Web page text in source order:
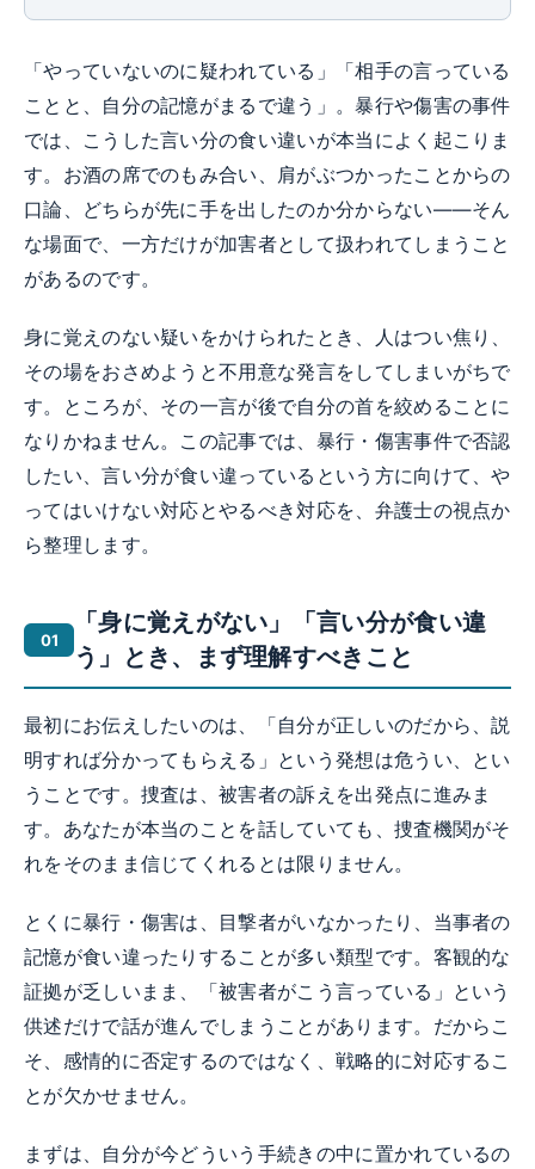
「やっていないのに疑われている」「相手の言っている
ことと、自分の記憶がまるで違う」。暴行や傷害の事件
では、こうした言い分の食い違いが本当によく起こりま
す。お酒の席でのもみ合い、肩がぶつかったことからの
口論、どちらが先に手を出したのか分からない——そん
な場面で、一方だけが加害者として扱われてしまうこと
があるのです。
身に覚えのない疑いをかけられたとき、人はつい焦り、
その場をおさめようと不用意な発言をしてしまいがちで
す。ところが、その一言が後で自分の首を絞めることに
なりかねません。この記事では、暴行・傷害事件で否認
したい、言い分が食い違っているという方に向けて、や
ってはいけない対応とやるべき対応を、弁護士の視点か
ら整理します。
「身に覚えがない」「言い分が食い違
う」とき、まず理解すべきこと
最初にお伝えしたいのは、「自分が正しいのだから、説
明すれば分かってもらえる」という発想は危うい、とい
うことです。捜査は、被害者の訴えを出発点に進みま
す。あなたが本当のことを話していても、捜査機関がそ
れをそのまま信じてくれるとは限りません。
とくに暴行・傷害は、目撃者がいなかったり、当事者の
記憶が食い違ったりすることが多い類型です。客観的な
証拠が乏しいまま、「被害者がこう言っている」という
供述だけで話が進んでしまうことがあります。だからこ
そ、感情的に否定するのではなく、戦略的に対応するこ
とが欠かせません。
まずは、自分が今どういう手続きの中に置かれているの